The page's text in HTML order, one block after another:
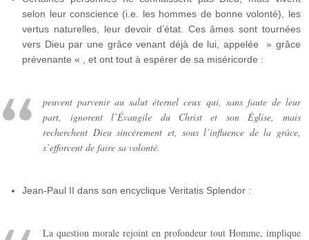
selon leur conscience (i.e. les hommes de bonne volonté), les
vertus naturelles, leur devoir d’état. Ces âmes sont tournées
vers Dieu par une grâce venant déjà de lui, appelée » grâce
prévenante « , et ont tout à espérer de sa miséricorde :
peuvent parvenir au salut éternel ceux qui, sans faute de leur
part, ignorent l’Évangile du Christ et son Église, mais
recherchent Dieu sincèrement et, sous l’influence de la grâce,
s’efforcent de faire sa volonté.
Jean-Paul II dans son encyclique Veritatis Splendor :
La question morale rejoint en profondeur tout Homme, implique